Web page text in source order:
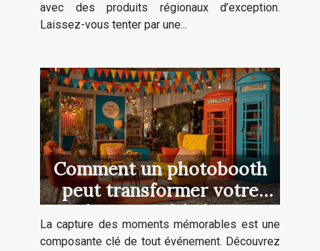
avec des produits régionaux d’exception.
Laissez-vous tenter par une...
Comment un photobooth
peut transformer votre
prochain grand événement
La capture des moments mémorables est une
composante clé de tout événement. Découvrez